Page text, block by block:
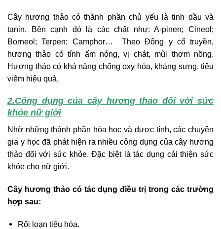
Cây hương thảo có thành phần chủ yếu là tinh dầu và
tanin. Bên cạnh đó là các chất như: A-pinen; Cineol;
Borneol; Terpen; Camphor… Theo Đông y cổ truyền,
hương thảo có tính ấm nóng, vị chát, mùi thơm nồng.
Hương thảo có khả năng chống oxy hóa, kháng sưng, tiêu
viêm hiệu quả.
2.Công dụng của cây hương thảo đối với sức
khỏe nữ giới
Nhờ những thành phần hóa học và dược tính, các chuyên
gia y học đã phát hiện ra nhiều công dụng của cây hương
thảo đối với sức khỏe. Đặc biệt là tác dụng cải thiện sức
khỏe cho nữ giới.
Cây hương thảo có tác dụng điều trị trong các trường
hợp sau:
Rối loạn tiêu hóa.